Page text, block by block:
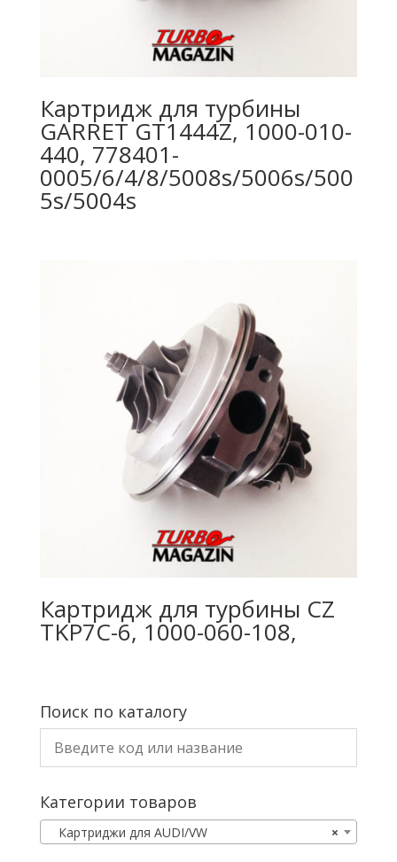
Картридж для турбины
GARRET GT1444Z, 1000-010-
440, 778401-
0005/6/4/8/5008s/5006s/500
5s/5004s
Картридж для турбины CZ
TKP7C-6, 1000-060-108,
Поиск по каталогу
Категории товаров
×
Картриджи для AUDI/VW